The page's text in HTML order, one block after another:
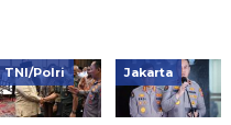
TNI/Polri Jakarta